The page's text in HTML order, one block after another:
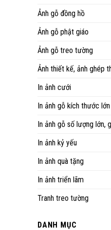
Ảnh gỗ đồng hồ
Ảnh gỗ phật giáo
Ảnh gỗ treo tường
Ảnh thiết kế, ảnh ghép
In ảnh cưới
In ảnh gỗ kích thước lớn
In ảnh gỗ số lượng lớn,
In ảnh kỷ yếu
In ảnh quà tặng
In ảnh triển lãm
Tranh treo tường
DANH MỤC